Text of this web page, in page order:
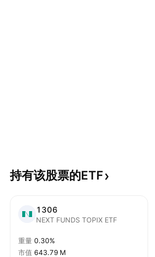
持有该股票的ETF
1306
NEXT FUNDS TOPIX ETF
重量 0.30%
市值 ‪643.79 M‬